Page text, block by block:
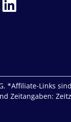
*Affiliate-Links
Zeitangaben: